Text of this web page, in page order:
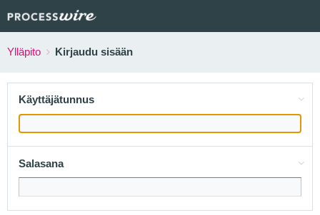
Ylläpito Kirjaudu sisään
Käyttäjätunnus
Salasana